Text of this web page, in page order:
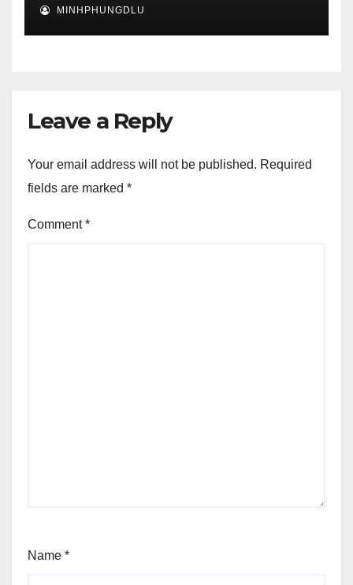
MINHPHUNGDLU
Leave a Reply
Your email address will not be published. Required
fields are marked *
Comment*
Name *